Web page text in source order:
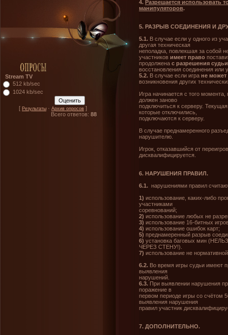
Stream TV
512 kb/sec
1024 kb/sec
[ Результаты · Архив опросов ]
Всего ответов: 88
4. Разрешается использовать
манипуляторов.
5. РАЗРЫВ СОЕДИНЕНИЯ И
5.1. В случае если у одного из
другая техническая
неполадка, повлекшая за собой
участников имеет право
продолжена с разрешения судьи
восстановления соединения или
5.2. В случае если игра не может
возникновения других
Игра начинается с того момента,
должен заново
подключиться к серверу.
которые отключились,
подключаются к серверу.
В случае преднамеренного
нарушителю.
Игрок, отказавшийся от
дисквалифицируется.
6. НАРУШЕНИЯ ПРАВИЛ.
6.1. нарушениями правил
1) использование, каких-либо
участниками
соревнований;
2) использование любых не
3) использование 16-битных
4) использование ошибок карт;
5) преднамеренный разрыв
6) установка баговых мин
ЧЕРЕЗ СТЕНУ!).
7) использование не
6.2. Во время игры судьи имеют
выявления
нарушений.
6.3. При выявлении нарушения
поражение в
первом периоде игры со счётом
выявления нарушения
правил участник
7. ДОПОЛНИТЕЛЬНО.